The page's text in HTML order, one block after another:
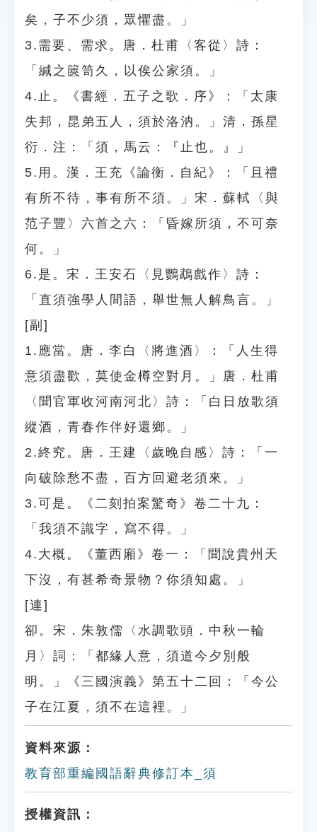
矣，子不少須，眾懼盡。」
3.需要、需求。唐．杜甫〈客從〉詩：
「緘之篋笥久，以俟公家須。」
4.止。《書經．五子之歌．序》：「太康
失邦，昆弟五人，須於洛汭。」清．孫星
衍．注：「須，馬云：『止也。』」
5.用。漢．王充《論衡．自紀》：「且禮
有所不待，事有所不須。」宋．蘇軾〈與
范子豐〉六首之六：「昏嫁所須，不可奈
何。」
6.是。宋．王安石〈見鸚鵡戲作〉詩：
「直須強學人間語，舉世無人解鳥言。」
[副]
1.應當。唐．李白〈將進酒〉：「人生得
意須盡歡，莫使金樽空對月。」唐．杜甫
〈聞官軍收河南河北〉詩：「白日放歌須
縱酒，青春作伴好還鄉。」
2.終究。唐．王建〈歲晚自感〉詩：「一
向破除愁不盡，百方回避老須來。」
3.可是。《二刻拍案驚奇》卷二十九：
「我須不識字，寫不得。」
4.大概。《董西廂》卷一：「聞說貴州天
下沒，有甚希奇景物？你須知處。」
[連]
卻。宋．朱敦儒〈水調歌頭．中秋一輪
月〉詞：「都緣人意，須道今夕別般
明。」《三國演義》第五十二回：「今公
子在江夏，須不在這裡。」
資料來源：
教育部重編國語辭典修訂本_須
授權資訊：